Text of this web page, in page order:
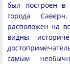
был построен в
города
расположен на
видны
самым